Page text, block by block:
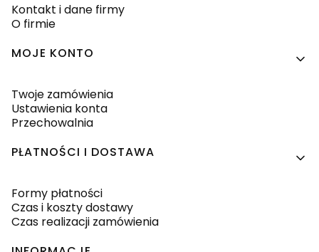
Kontakt i dane firmy
O firmie
MOJE KONTO
Twoje zamówienia
Ustawienia konta
Przechowalnia
PŁATNOŚCI I DOSTAWA
Formy płatności
Czas i koszty dostawy
Czas realizacji zamówienia